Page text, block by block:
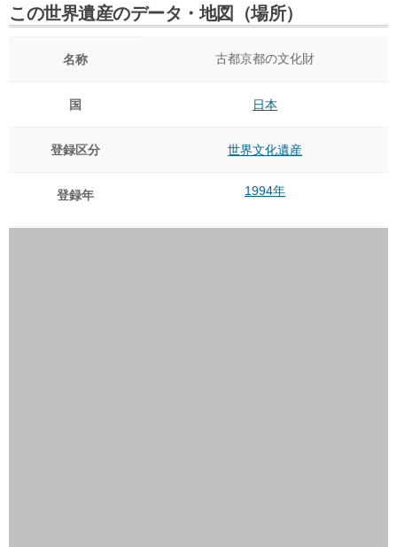
この世界遺産のデータ・地図（場所）
名称 古都京都の文化財
国 日本
登録区分 世界文化遺産
登録年 1994年